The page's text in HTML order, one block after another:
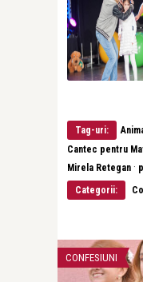
Tag-uri:
Cantec pentru
Mirela Retegan ·
Categorii:
CONFESIUNI